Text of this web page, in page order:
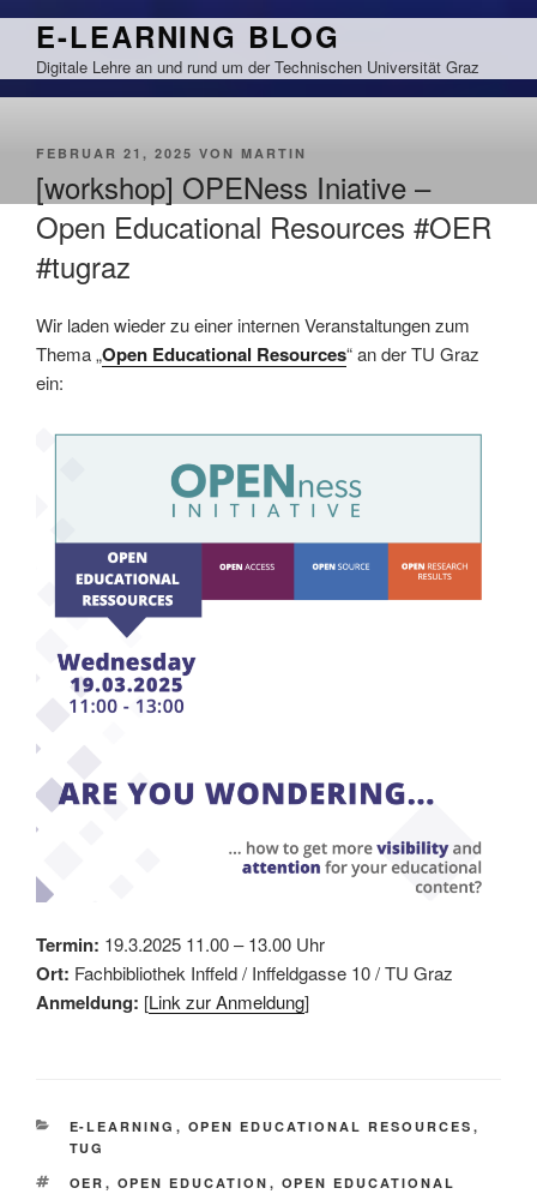
Zum
springen
E-LEARNING BLOG
Digitale Lehre an und rund um der Technischen Universität Graz
VERÖFFENTLICHT
FEBRUAR 21, 2025 VON MARTIN
[workshop] OPENess Iniative –
Open Educational Resources #OER
#tugraz
Wir laden wieder zu einer internen Veranstaltungen zum
Thema „Open Educational Resources“ an der TU Graz
ein:
Termin: 19.3.2025 11.00 – 13.00 Uhr
Ort: Fachbibliothek Inffeld / Inffeldgasse 10 / TU Graz
Anmeldung: [Link zur Anmeldung]
KATEGORIEN
E-LEARNING , OPEN EDUCATIONAL RESOURCES ,
TUG
SCHLAGWÖRTER
OER , OPEN EDUCATION , OPEN EDUCATIONAL